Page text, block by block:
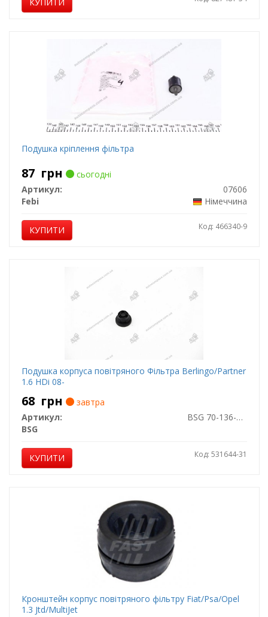
Подушка кріплення фільтра
87 грн
сьогодні
Артикул:
07606
Febi
Німеччина
КУПИТИ Код: 466340-9
Подушка корпуса повітряного Фільтра Berlingo/Partner
1.6 HDi 08-
68 грн
завтра
Артикул:
BSG 70-136-001
BSG
КУПИТИ Код: 531644-31
Кронштейн корпус повітряного фільтру Fiat/Psa/Opel
1.3 Jtd/MultiJet